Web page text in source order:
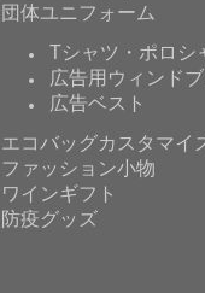
団体ユニフォーム
Tシャツ・ポロシ
広告用ウィンド
広告ベスト
エコバッグカスタマイ
ファッション小物
ワインギフト
防疫グッズ